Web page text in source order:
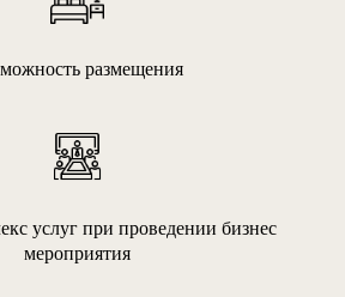
размещения
услуг при проведении бизнес
мероприятия